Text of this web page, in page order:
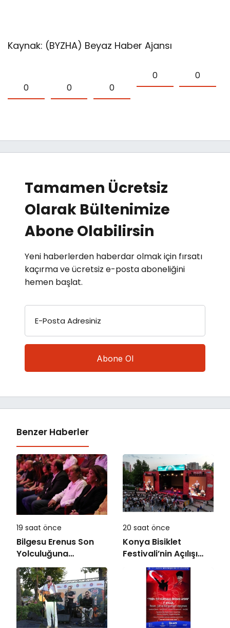
Kaynak: (BYZHA) Beyaz Haber Ajansı
0 0 0
0 0
Tamamen Ücretsiz
Olarak Bültenimize
Abone Olabilirsin
Yeni haberlerden haberdar olmak için fırsatı
kaçırma ve ücretsiz e-posta aboneliğini
hemen başlat.
E-Posta Adresiniz
Benzer Haberler
19 saat önce
Bilgesu Erenus Son
Yolculuğuna
Uğurlandı
20 saat önce
Konya Bisiklet
Festivali’nin Açılışı
Coşkuyla Gerçekleşti